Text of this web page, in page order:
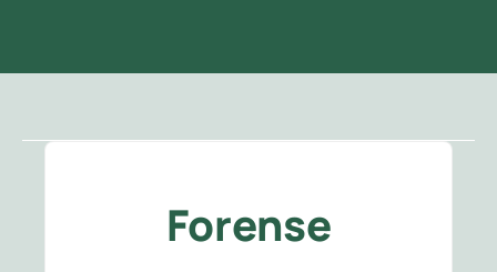
Forense